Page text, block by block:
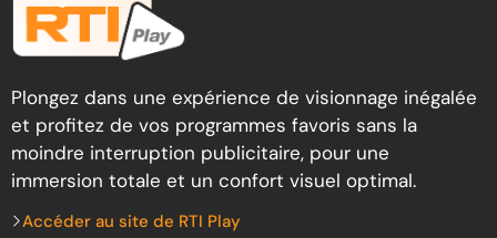
Plongez dans une expérience de visionnage inégalée
et profitez de vos programmes favoris sans la
moindre interruption publicitaire, pour une
immersion totale et un confort visuel optimal.
Accéder au site de RTI Play